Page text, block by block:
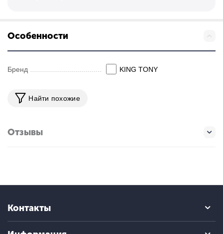
Особенности
Бренд KING TONY
Найти похожие
Отзывы
Контакты